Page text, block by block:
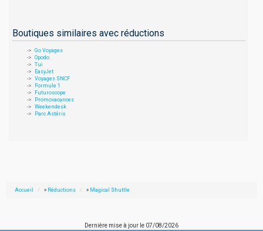
Boutiques similaires avec réductions
Go Voyages
Opodo
Tui
EasyJet
Voyages SNCF
Formule 1
Futuroscope
Promovacances
Weekendesk
Parc Astérix
Accueil » Réductions » Magical Shuttle
Dernière mise à jour le 07/08/2026